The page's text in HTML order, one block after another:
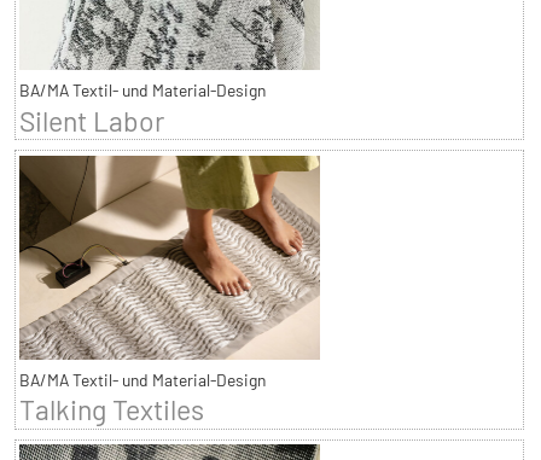
BA/MA Textil- und Material-Design
Silent Labor
BA/MA Textil- und Material-Design
Talking Textiles